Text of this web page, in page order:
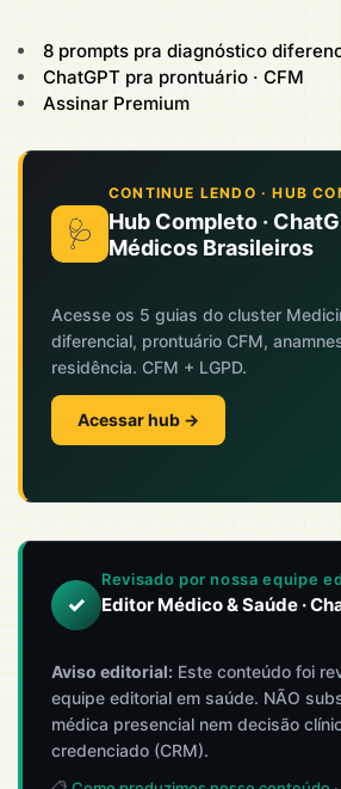
8 prompts pra diagnóstico
ChatGPT pra prontuário · CFM
Assinar Premium
🩺
CONTINUE LENDO · HUB
Hub Completo ·
Médicos Brasileiros
Acesse os 5 guias do cluster
diferencial, prontuário CFM,
residência. CFM + LGPD.
Acessar hub →
✓
Revisado por nossa equipe
Editor Médico & Saúde ·
Aviso editorial: Este conteúdo foi
equipe editorial em saúde. NÃO
médica presencial nem decisão
credenciado (CRM).